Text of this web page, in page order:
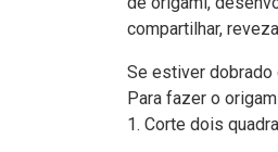
compartilhar,
Se estiver dobrado
Para fazer o
1. Corte dois